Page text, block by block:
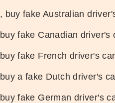
, buy fake Australian
buy fake Canadian driver's
buy fake French driver's
buy a fake Dutch driver's
buy fake German driver's